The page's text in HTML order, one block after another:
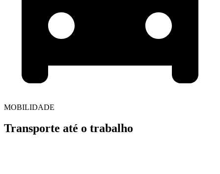
MOBILIDADE
Transporte até o trabalho